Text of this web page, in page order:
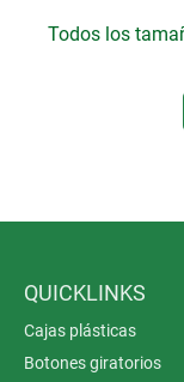
Todos los
QUICKLINKS
Cajas plásticas
Botones giratorios